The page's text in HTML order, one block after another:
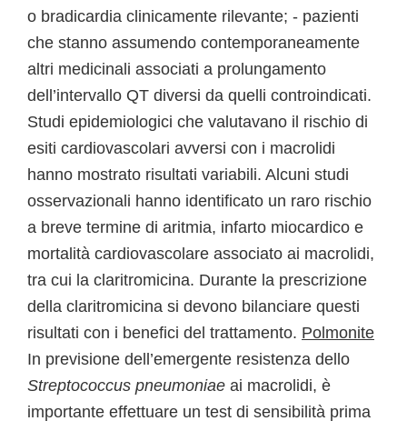
o bradicardia clinicamente rilevante; - pazienti
che stanno assumendo contemporaneamente
altri medicinali associati a prolungamento
dell’intervallo QT diversi da quelli controindicati.
Studi epidemiologici che valutavano il rischio di
esiti cardiovascolari avversi con i macrolidi
hanno mostrato risultati variabili. Alcuni studi
osservazionali hanno identificato un raro rischio
a breve termine di aritmia, infarto miocardico e
mortalità cardiovascolare associato ai macrolidi,
tra cui la claritromicina. Durante la prescrizione
della claritromicina si devono bilanciare questi
risultati con i benefici del trattamento. Polmonite
In previsione dell’emergente resistenza dello
Streptococcus pneumoniae ai macrolidi, è
importante effettuare un test di sensibilità prima